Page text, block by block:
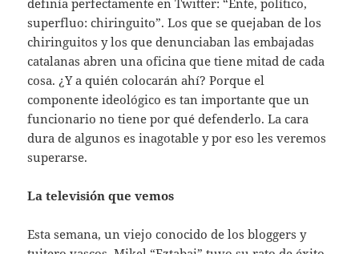
superfluo: chiringuito”. Los que se quejaban de los
chiringuitos y los que denunciaban las embajadas
catalanas abren una oficina que tiene mitad de cada
cosa. ¿Y a quién colocarán ahí? Porque el
componente ideológico es tan importante que un
funcionario no tiene por qué defenderlo. La cara
dura de algunos es inagotable y por eso les veremos
superarse.
La televisión que vemos
Esta semana, un viejo conocido de los bloggers y